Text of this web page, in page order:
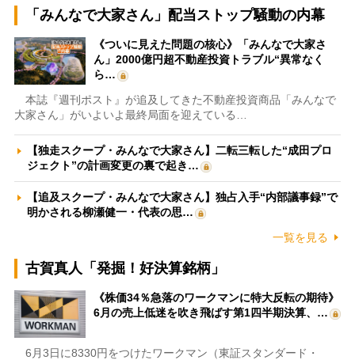
「みんなで大家さん」配当ストップ騒動の内幕
《ついに見えた問題の核心》「みんなで大家さ
ん」2000億円超不動産投資トラブル“異常なく
ら…
本誌『週刊ポスト』が追及してきた不動産投資商品「みんなで
大家さん」がいよいよ最終局面を迎えている…
【独走スクープ・みんなで大家さん】二転三転した“成田プロ
ジェクト”の計画変更の裏で起き…
【追及スクープ・みんなで大家さん】独占入手“内部議事録”で
明かされる柳瀬健一・代表の思…
一覧を見る
古賀真人「発掘！好決算銘柄」
《株価34％急落のワークマンに特大反転の期待》
6月の売上低迷を吹き飛ばす第1四半期決算、…
6月3日に8330円をつけたワークマン（東証スタンダード・